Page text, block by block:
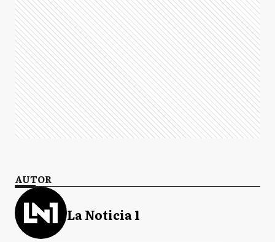
AUTOR
La Noticia 1